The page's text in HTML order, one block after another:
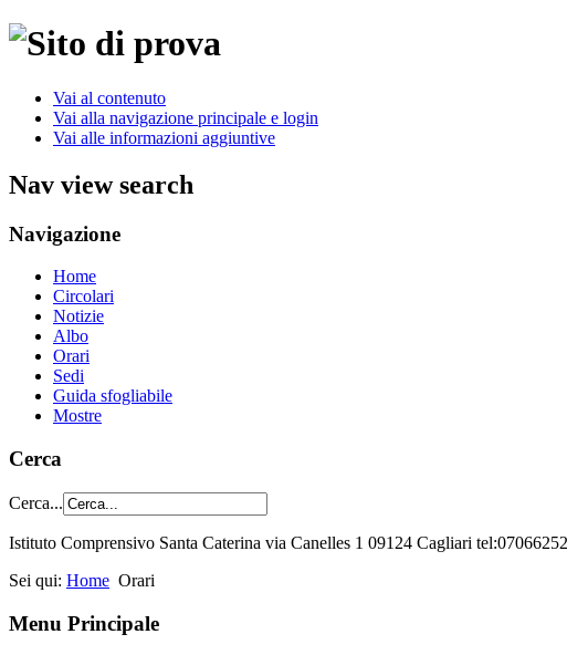
Vai al contenuto
Vai alla navigazione principale e login
Vai alle informazioni aggiuntive
Nav view search
Navigazione
Home
Circolari
Notizie
Albo
Orari
Sedi
Guida sfogliabile
Mostre
Cerca
Cerca...
Istituto Comprensivo Santa Caterina via Canelles 1 09124 Cagliari
Sei qui: Home Orari
Menu Principale